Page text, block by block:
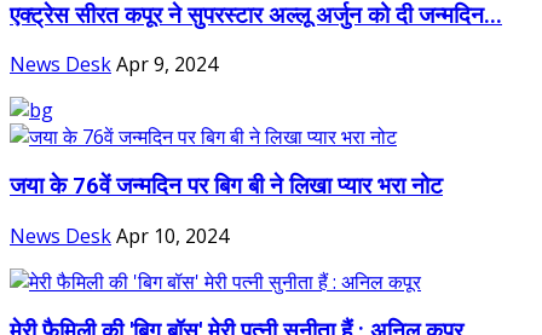
एक्‍ट्रेस सीरत कपूर ने सुपरस्टार अल्लू अर्जुन को दी जन्मदिन...
News DeskApr 9, 2024
जया के 76वें जन्मदिन पर बिग बी ने लिखा प्‍यार भरा नोट
News DeskApr 10, 2024